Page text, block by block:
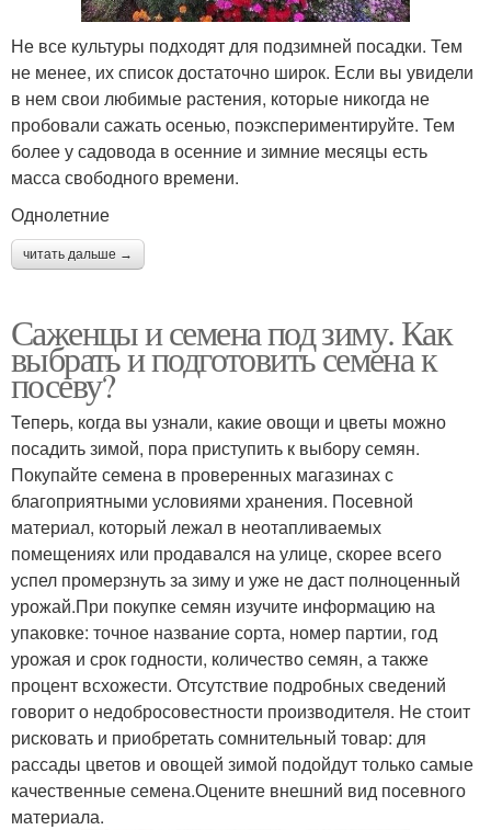
Не все культуры подходят для подзимней посадки. Тем
не менее, их список достаточно широк. Если вы увидели
в нем свои любимые растения, которые никогда не
пробовали сажать осенью, поэкспериментируйте. Тем
более у садовода в осенние и зимние месяцы есть
масса свободного времени.
Однолетние
читать дальше →
Саженцы и семена под зиму. Как
выбрать и подготовить семена к
посеву?
Теперь, когда вы узнали, какие овощи и цветы можно
посадить зимой, пора приступить к выбору семян.
Покупайте семена в проверенных магазинах с
благоприятными условиями хранения. Посевной
материал, который лежал в неотапливаемых
помещениях или продавался на улице, скорее всего
успел промерзнуть за зиму и уже не даст полноценный
урожай.При покупке семян изучите информацию на
упаковке: точное название сорта, номер партии, год
урожая и срок годности, количество семян, а также
процент всхожести. Отсутствие подробных сведений
говорит о недобросовестности производителя. Не стоит
рисковать и приобретать сомнительный товар: для
рассады цветов и овощей зимой подойдут только самые
качественные семена.Оцените внешний вид посевного
материала.